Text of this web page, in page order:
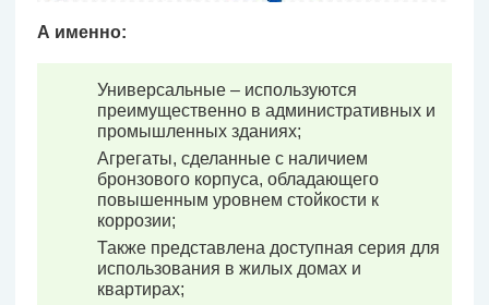
А именно:
Универсальные – используются
преимущественно в административных и
промышленных зданиях;
Агрегаты, сделанные с наличием
бронзового корпуса, обладающего
повышенным уровнем стойкости к
коррозии;
Также представлена доступная серия для
использования в жилых домах и
квартирах;